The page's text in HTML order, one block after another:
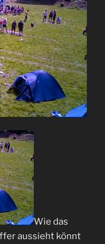
Wie das
aussieht könnt